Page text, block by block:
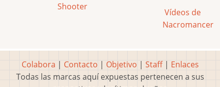
Shooter
Vídeos de
Nacromancer
Colabora | Contacto | Objetivo | Staff| Enlaces
Todas las marcas aquí expuestas pertenecen a sus